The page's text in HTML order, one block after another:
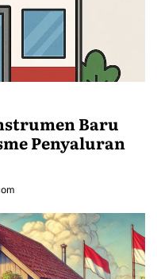
Baru
Penyaluran